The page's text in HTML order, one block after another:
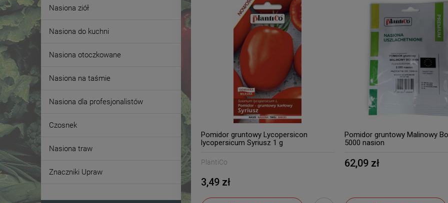
Nasiona ziół
Nasiona do kuchni
Nasiona otoczkowane
Nasiona na taśmie
Nasiona dla profesjonalistów
Czosnek
Nasiona traw
Znaczniki Upraw
Pomidor gruntowy Lycopersicon
lycopersicum Syriusz 1 g
PlantiCo
3,49 zł
Pomidor gruntowy Malinowy
5000 nasion
62,09 zł